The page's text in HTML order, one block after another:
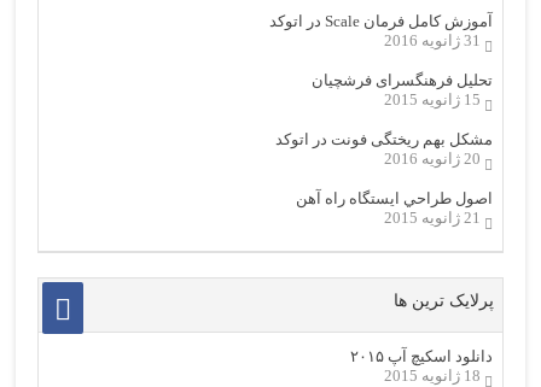
آموزش کامل فرمان Scale در اتوکد
31 ژانویه 2016
تحلیل فرهنگسرای فرشچیان
15 ژانویه 2015
مشکل بهم ریختگی فونت در اتوکد
20 ژانویه 2016
اصول طراحي ایستگاه راه آهن
21 ژانویه 2015
پرلایک ترین ها
دانلود اسکیچ آپ ۲۰۱۵
18 ژانویه 2015